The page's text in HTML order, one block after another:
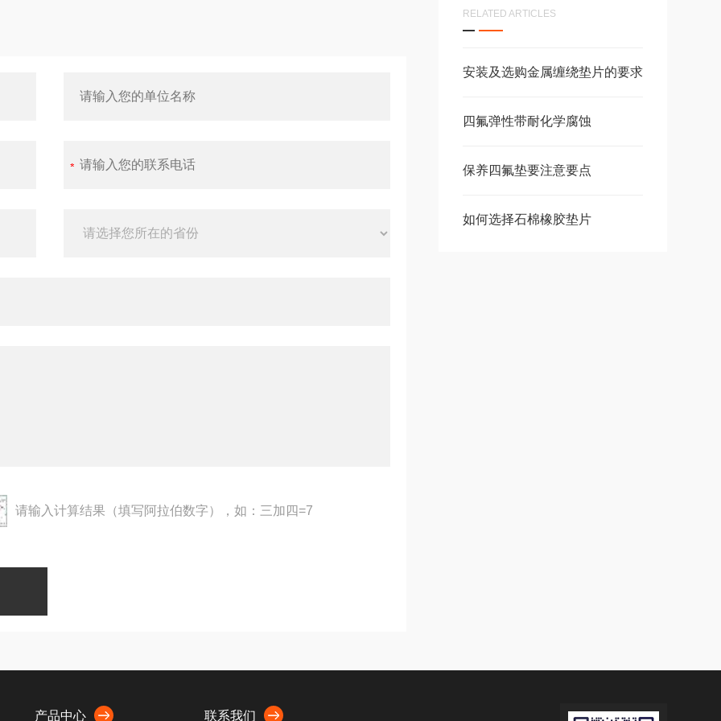
RELATED ARTICLES
安装及选购金属缠绕垫片的要求
四氟弹性带耐化学腐蚀
保养四氟垫要注意要点
如何选择石棉橡胶垫片
请输入计算结果（填写阿拉伯数字），如：三加四=7
产品中心 联系我们